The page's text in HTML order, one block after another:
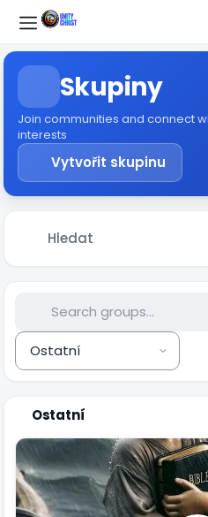
Skupiny
Join communities and connect
interests
Vytvořit skupinu
Hledat
Ostatní